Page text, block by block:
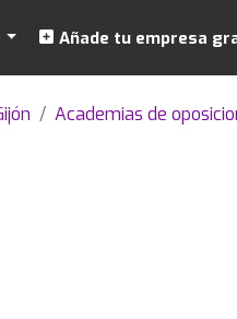
Añade tu empresa
Academias de